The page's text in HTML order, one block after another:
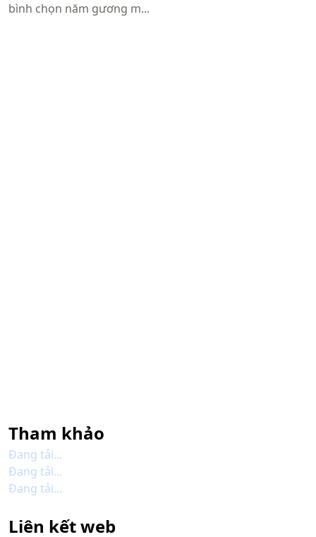
bình chọn năm gương m...
Tham khảo
Đang tải...
Đang tải...
Đang tải...
Liên kết web